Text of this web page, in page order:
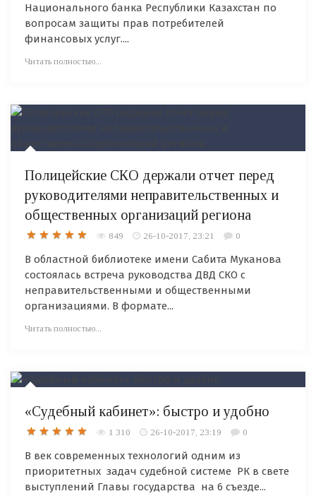
Национального банка Республики Казахстан по
вопросам защиты прав потребителей
финансовых услуг....
Читать полностью...
Полицейские СКО держали отчет перед
руководителями неправительственных и
общественных организаций региона
849 26-10-2017, 23:21 0
В областной библиотеке имени Сабита Муканова
состоялась встреча руководства ДВД СКО с
неправительственными и общественными
организациями. В формате...
Читать полностью...
«Судебный кабинет»: быстро и удобно
1 310 26-10-2017, 23:19 0
В век современных технологий одним из
приоритетных задач судебной системе РК в свете
выступлений Главы государства на 6 съезде...